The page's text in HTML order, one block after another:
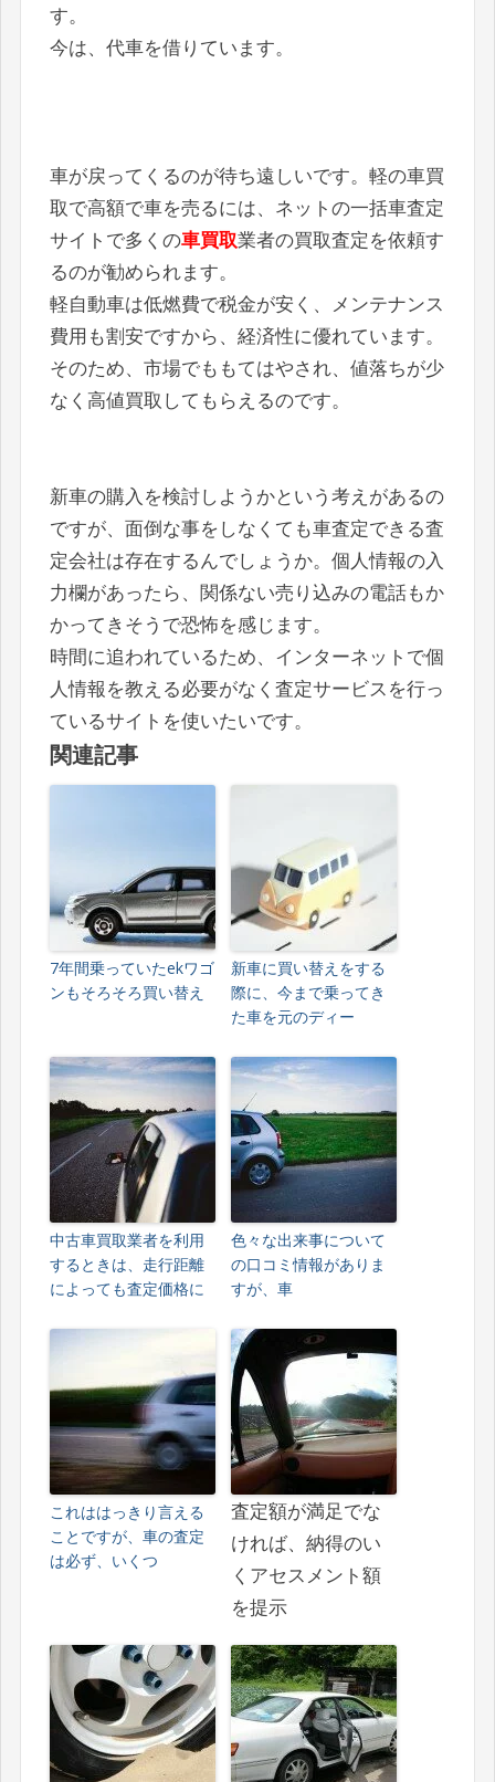
す。
今は、代車を借りています。
車が戻ってくるのが待ち遠しいです。軽の車買
取で高額で車を売るには、ネットの一括車査定
サイトで多くの車買取業者の買取査定を依頼す
るのが勧められます。
軽自動車は低燃費で税金が安く、メンテナンス
費用も割安ですから、経済性に優れています。
そのため、市場でももてはやされ、値落ちが少
なく高値買取してもらえるのです。
新車の購入を検討しようかという考えがあるの
ですが、面倒な事をしなくても車査定できる査
定会社は存在するんでしょうか。個人情報の入
力欄があったら、関係ない売り込みの電話もか
かってきそうで恐怖を感じます。
時間に追われているため、インターネットで個
人情報を教える必要がなく査定サービスを行っ
ているサイトを使いたいです。
関連記事
7年間乗っていたekワゴ
ンもそろそろ買い替え
新車に買い替えをする
際に、今まで乗ってき
た車を元のディー
中古車買取業者を利用
するときは、走行距離
によっても査定価格に
色々な出来事について
の口コミ情報がありま
すが、車
これははっきり言える
ことですが、車の査定
は必ず、いくつ
査定額が満足でな
ければ、納得のい
くアセスメント額
を提示